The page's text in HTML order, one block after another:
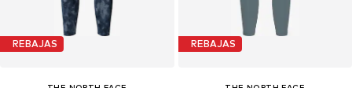
REBAJAS REBAJAS